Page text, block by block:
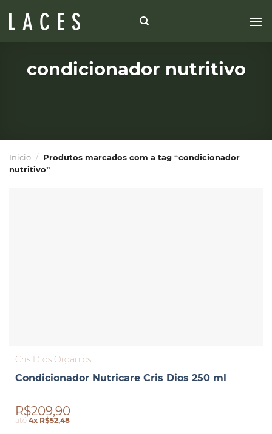
condicionador nutritivo
Início /
Produtos marcados com a tag “condicionador
nutritivo”
Cris Dios Organics
Condicionador Nutricare Cris Dios 250 ml
R$209,90
até4x R$52,48